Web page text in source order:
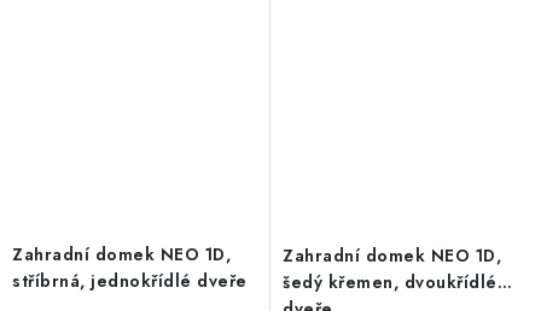
Zahradní domek NEO 1D,
stříbrná, jednokřídlé dveře
Zahradní domek NEO 1D,
šedý křemen, dvoukřídlé